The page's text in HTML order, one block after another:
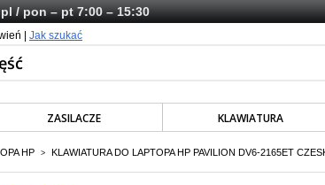
/ pon – pt 7:00 – 15:30
| Jak szukać
ZASILACZE KLAWIATURA
HP > KLAWIATURA DO LAPTOPA HP PAVILION DV6-2165ET